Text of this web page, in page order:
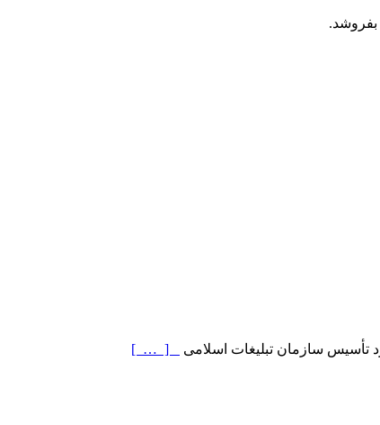
تأسیس سازمان تبلیغات اسلامی [ … ]